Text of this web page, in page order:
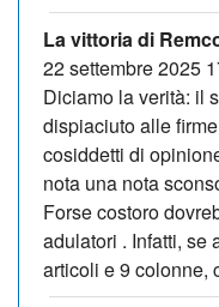
La vittoria di
22 settembre 2025
Diciamo la verità: il
dispiaciuto alle
cosiddetti di
nota una nota
Forse costoro
adulatori . Infatti, se
articoli e 9 colonne,